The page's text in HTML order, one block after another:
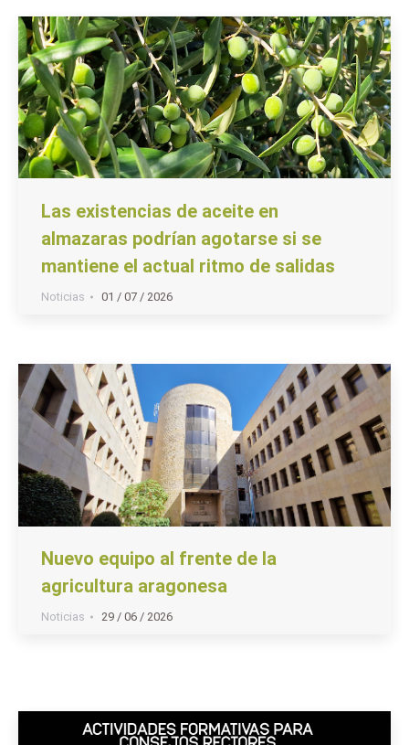
Las existencias de aceite en
almazaras podrían agotarse si se
mantiene el actual ritmo de salidas
Noticias 01 / 07 / 2026
Nuevo equipo al frente de la
agricultura aragonesa
Noticias 29 / 06 / 2026